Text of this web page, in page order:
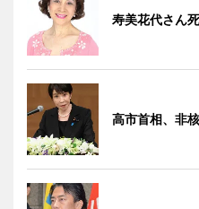
寿美花代さん
高市首相、非